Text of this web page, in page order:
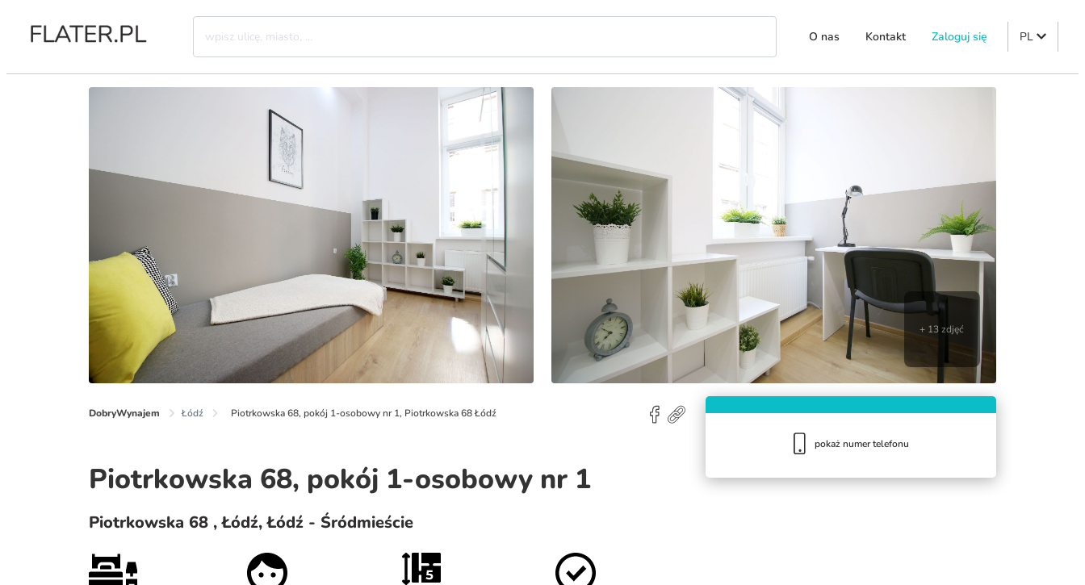
O nas Kontakt Zaloguj się PL
+ 13 zdjęć
DobryWynajem Łódź Piotrkowska 68, pokój 1-osobowy nr 1, Piotrkowska 68 Łódź
Piotrkowska 68, pokój 1-osobowy nr 1
Piotrkowska 68 , Łódź, Łódź - Śródmieście
pokaż numer telefonu